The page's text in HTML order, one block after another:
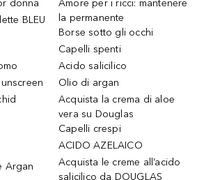
donna
BLEU
Argan
Amore per i ricci: mantenere
la permanente
Borse sotto gli occhi
Capelli spenti
Acido salicilico
Olio di argan
Acquista la crema di aloe
vera su Douglas
Capelli crespi
ACIDO AZELAICO
Acquista le creme all’acido
salicilico da DOUGLAS